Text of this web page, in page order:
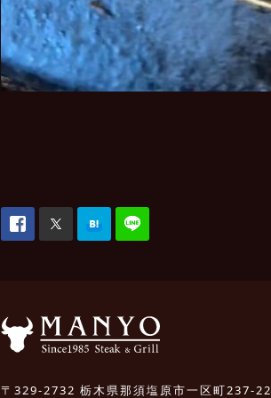
〒329-2732 栃木県那須塩原市一区町237-22